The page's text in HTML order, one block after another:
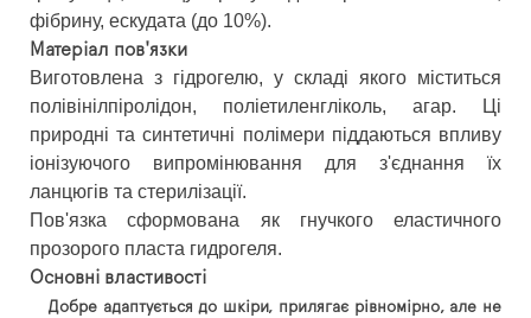
фібрину, ескудата (до 10%).
Матеріал пов'язки
Виготовлена ​​з гідрогелю, у складі якого міститься
полівінілпіролідон, поліетиленгліколь, агар. Ці
природні та синтетичні полімери піддаються впливу
іонізуючого випромінювання для з'єднання їх
ланцюгів та стерилізації.
Пов'язка сформована як гнучкого еластичного
прозорого пласта гидрогеля.
Основні властивості
Добре адаптується до шкіри, прилягає рівномірно, але не